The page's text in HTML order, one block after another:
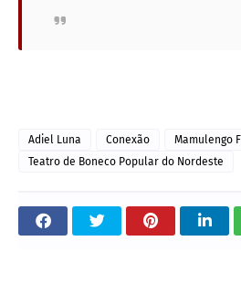
Adiel Luna Conexão
Mamulengo
Teatro de Boneco Popular do Nordeste